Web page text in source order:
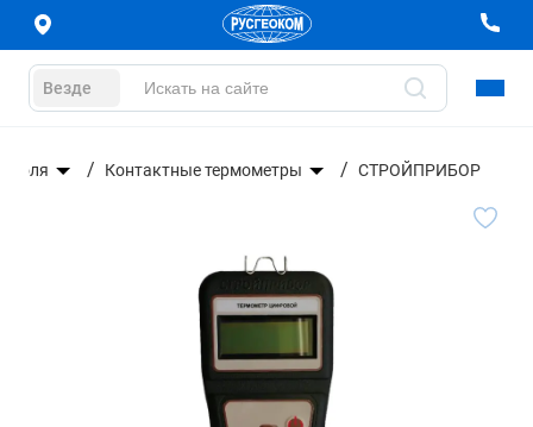
Везде
Контактные термометры СТРОЙПРИБОР